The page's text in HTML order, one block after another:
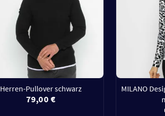
Herren-Pullover schwarz
79,00 €
MILANO